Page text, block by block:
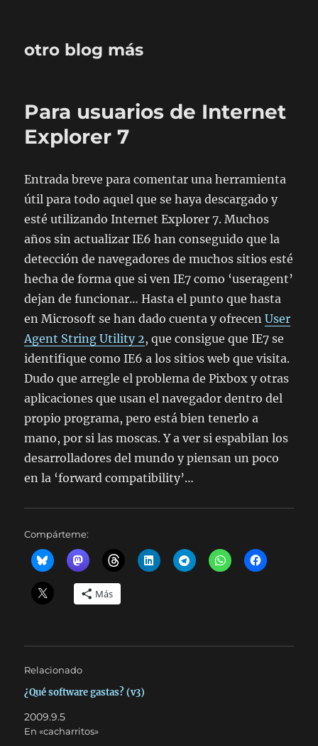
otro blog más
Para usuarios de Internet
Explorer 7
Entrada breve para comentar una herramienta
útil para todo aquel que se haya descargado y
esté utilizando Internet Explorer 7. Muchos
años sin actualizar IE6 han conseguido que la
detección de navegadores de muchos sitios esté
hecha de forma que si ven IE7 como ‘useragent’
dejan de funcionar… Hasta el punto que hasta
en Microsoft se han dado cuenta y ofrecenUser
Agent String Utility 2, que consigue que IE7 se
identifique como IE6 a los sitios web que visita.
Dudo que arregle el problema de Pixbox y otras
aplicaciones que usan el navegador dentro del
propio programa, pero está bien tenerlo a
mano, por si las moscas. Y a ver si espabilan los
desarrolladores del mundo y piensan un poco
en la ‘forward compatibility’…
Compárteme:
Más
Relacionado
¿Qué software gastas? (v3)
2009.9.5
En «cacharritos»